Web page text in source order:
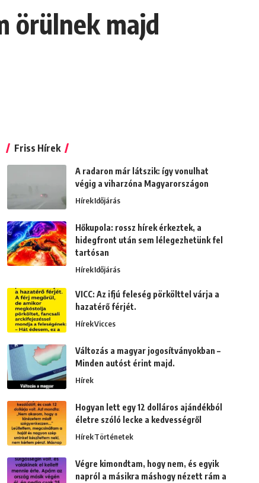
örülnek majd
Friss Hírek
A radaron már látszik: így vonulhat
végig a viharzóna Magyarországon
HírekIdőjárás
Hőkupola: rossz hírek érkeztek, a
hidegfront után sem lélegezhetünk fel
tartósan
HírekIdőjárás
VICC: Az ifjú feleség pörkölttel várja a
hazatérő férjét.
HírekVicces
Változás a magyar jogosítványokban –
Minden autóst érint majd.
Hírek
Hogyan lett egy 12 dolláros ajándékból
életre szóló lecke a kedvességről
HírekTörténetek
Végre kimondtam, hogy nem, és egyik
napról a másikra máshogy nézett rám a